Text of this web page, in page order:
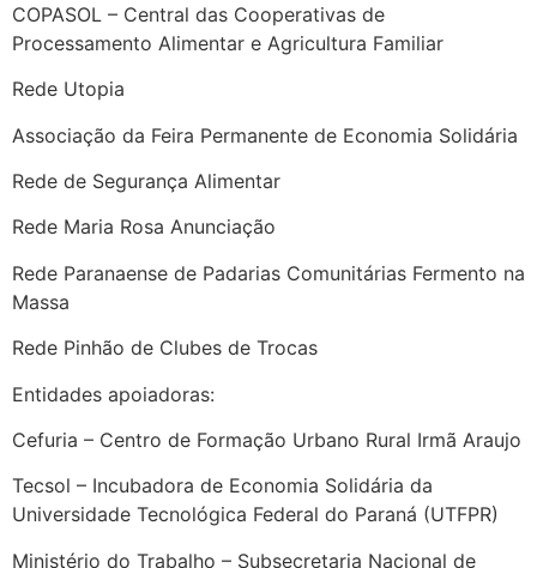
COPASOL – Central das Cooperativas de
Processamento Alimentar e Agricultura Familiar
Rede Utopia
Associação da Feira Permanente de Economia Solidária
Rede de Segurança Alimentar
Rede Maria Rosa Anunciação
Rede Paranaense de Padarias Comunitárias Fermento na
Massa
Rede Pinhão de Clubes de Trocas
Entidades apoiadoras:
Cefuria – Centro de Formação Urbano Rural Irmã Araujo
Tecsol – Incubadora de Economia Solidária da
Universidade Tecnológica Federal do Paraná (UTFPR)
Ministério do Trabalho – Subsecretaria Nacional de